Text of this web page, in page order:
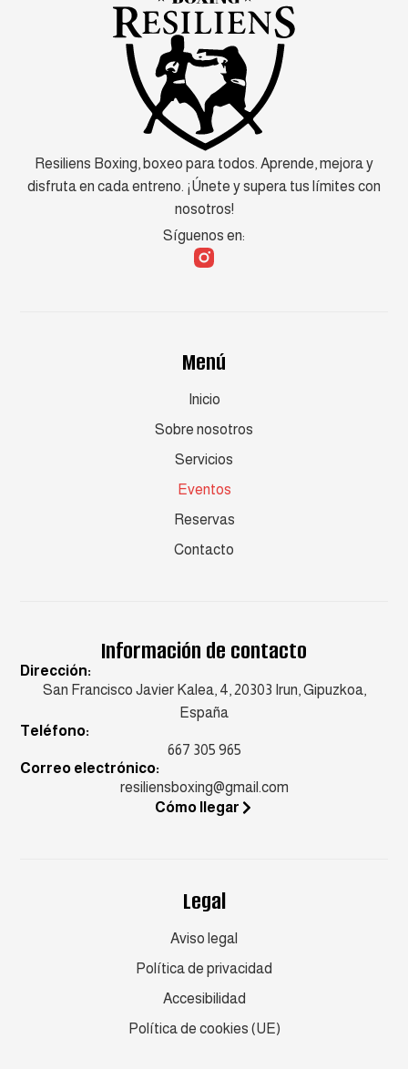
Resiliens Boxing, boxeo para todos. Aprende, mejora y
disfruta en cada entreno. ¡Únete y supera tus límites con
nosotros!
Síguenos en:
Menú
Inicio
Sobre nosotros
Servicios
Eventos
Reservas
Contacto
Información de contacto
Dirección:
San Francisco Javier Kalea, 4, 20303 Irun, Gipuzkoa,
España
Teléfono:
667 305 965
Correo electrónico:
resiliensboxing@gmail.com
Cómo llegar
Legal
Aviso legal
Política de privacidad
Accesibilidad
Política de cookies (UE)